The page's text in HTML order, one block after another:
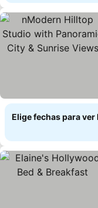
Elige fechas para